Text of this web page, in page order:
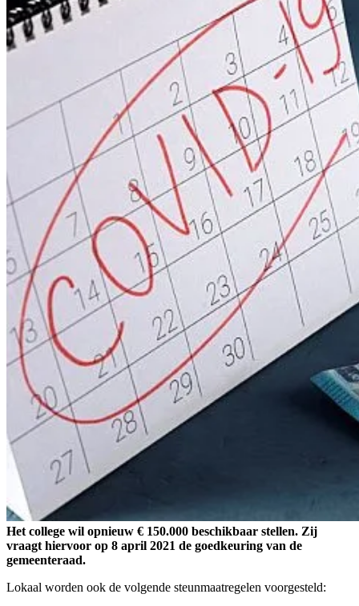
Het college wil opnieuw € 150.000 beschikbaar stellen. Zij
vraagt hiervoor op 8 april 2021 de goedkeuring van de
gemeenteraad.
Lokaal worden ook de volgende steunmaatregelen voorgesteld: